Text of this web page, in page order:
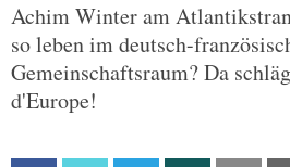
Achim Winter am
so leben im deutsch-
Gemeinschaftsraum? Da
d'Europe!